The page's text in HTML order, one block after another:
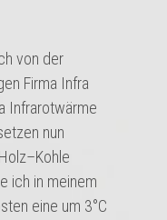
von der
Firma Infra
Infrarotwärme
nun
ich in meinem
eine um 3°C